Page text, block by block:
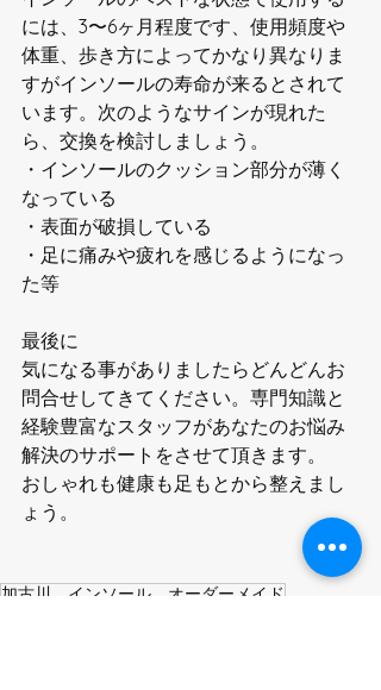
には、3〜6ヶ月程度です、使用頻度や
体重、歩き方によってかなり異なりま
すがインソールの寿命が来るとされて
います。次のようなサインが現れた
ら、交換を検討しましょう。
・インソールのクッション部分が薄く
なっている
・表面が破損している
・足に痛みや疲れを感じるようになっ
た等
最後に
気になる事がありましたらどんどんお
問合せしてきてください。専門知識と
経験豊富なスタッフがあなたのお悩み
解決のサポートをさせて頂きます。
おしゃれも健康も足もとから整えまし
ょう。
加古川 インソール オーダーメイド